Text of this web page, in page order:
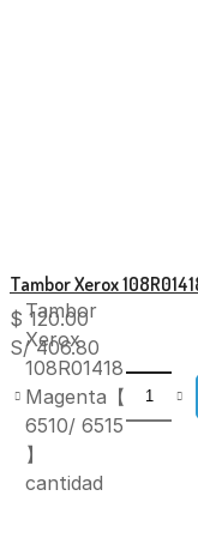
Tambor Xerox
$ 120.00
S/ 406.80
Tambor
Xerox
108R01418
Magenta【
6510/ 6515
】
cantidad